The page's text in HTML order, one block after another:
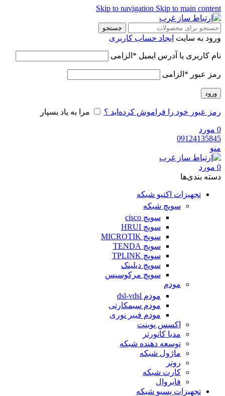
Skip to navigation Skip to main content
جستجو
ورود به سایت ایجاد حساب کاربری
نام کاربری یا آدرس ایمیل * الزامی
رمز عبور * الزامی
ورود
رمز عبور خود را فراموش کرده‌اید ؟ مرا به یاد بسپار
0 مورد
09124135845
منو
0 مورد
دسته‌ بندی‌ها
تجهیزات اکتیو شبکه
سویچ شبکه
سویچ cisco
سویچ HRUI
سویچ MICROTIK
سویچ TENDA
سویچ TPLINK
سویچ دیلینک
سویچ مرکوسیس
مودم
مودم dsl-vdsl
مودم سیمکارتی
مودم فیبر نوری
اکسس پوینت
مدیا کانورتر
توسعه دهنده شبکه
ماژول شبکه
روتر
کارت شبکه
فایروال
تجهیزات پسیو شبکه